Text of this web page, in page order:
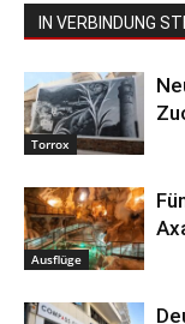
IN VERBINDUNG
Torrox
Ausflüge